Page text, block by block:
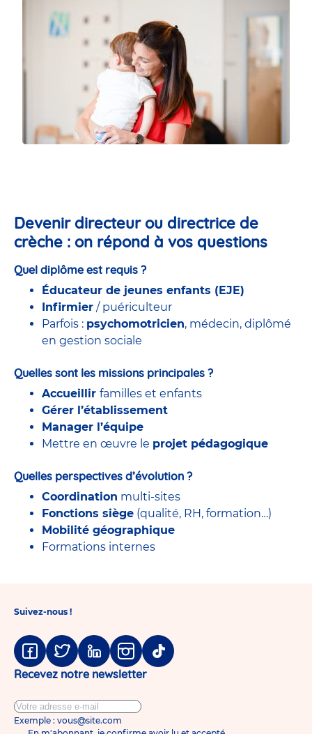
Devenir directeur ou directrice de
crèche : on répond à vos questions
Quel diplôme est requis ?
Éducateur de jeunes enfants (EJE)
Infirmier / puériculteur
Parfois : psychomotricien, médecin, diplômé
en gestion sociale
Quelles sont les missions principales ?
Accueillir familles et enfants
Gérer l’établissement
Manager l’équipe
Mettre en œuvre le projet pédagogique
Quelles perspectives d’évolution ?
Coordination multi-sites
Fonctions siège (qualité, RH, formation…)
Mobilité géographique
Formations internes
Suivez-nous !
Facebook
TwitterLinkedinInstagram
Tiktok
Recevez notre newsletter
Exemple : vous@site.com